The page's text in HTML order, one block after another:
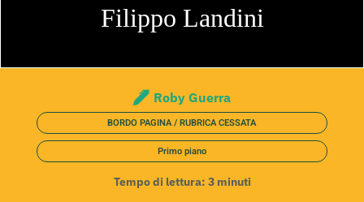
Filippo Landini
Roby Guerra
BORDO PAGINA / RUBRICA CESSATA
Primo piano
Tempo di lettura: 3 minuti